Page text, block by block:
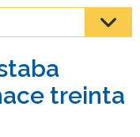
treinta